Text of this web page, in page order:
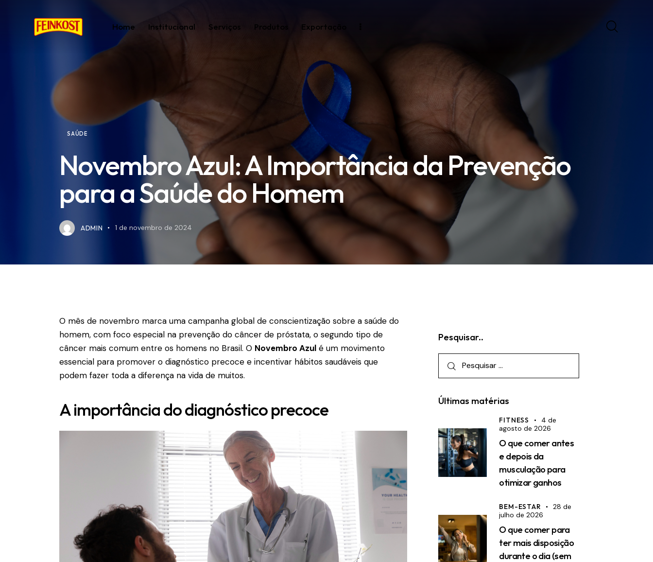
Home Institucional Serviços Produtos Exportação
SAÚDE
Novembro Azul: A Importância da Prevenção
para a Saúde do Homem
ADMIN 1 de novembro de 2024
O mês de novembro marca uma campanha global de conscientização sobre a saúde do
homem, com foco especial na prevenção do câncer de próstata, o segundo tipo de
câncer mais comum entre os homens no Brasil. O Novembro Azul é um movimento
essencial para promover o diagnóstico precoce e incentivar hábitos saudáveis que
podem fazer toda a diferença na vida de muitos.
A importância do diagnóstico precoce
Pesquisar..
Últimas matérias
FITNESS
4 de
agosto de 2026
O que comer antes
e depois da
musculação para
otimizar ganhos
BEM-ESTAR
28 de
julho de 2026
O que comer para
ter mais disposição
durante o dia (sem